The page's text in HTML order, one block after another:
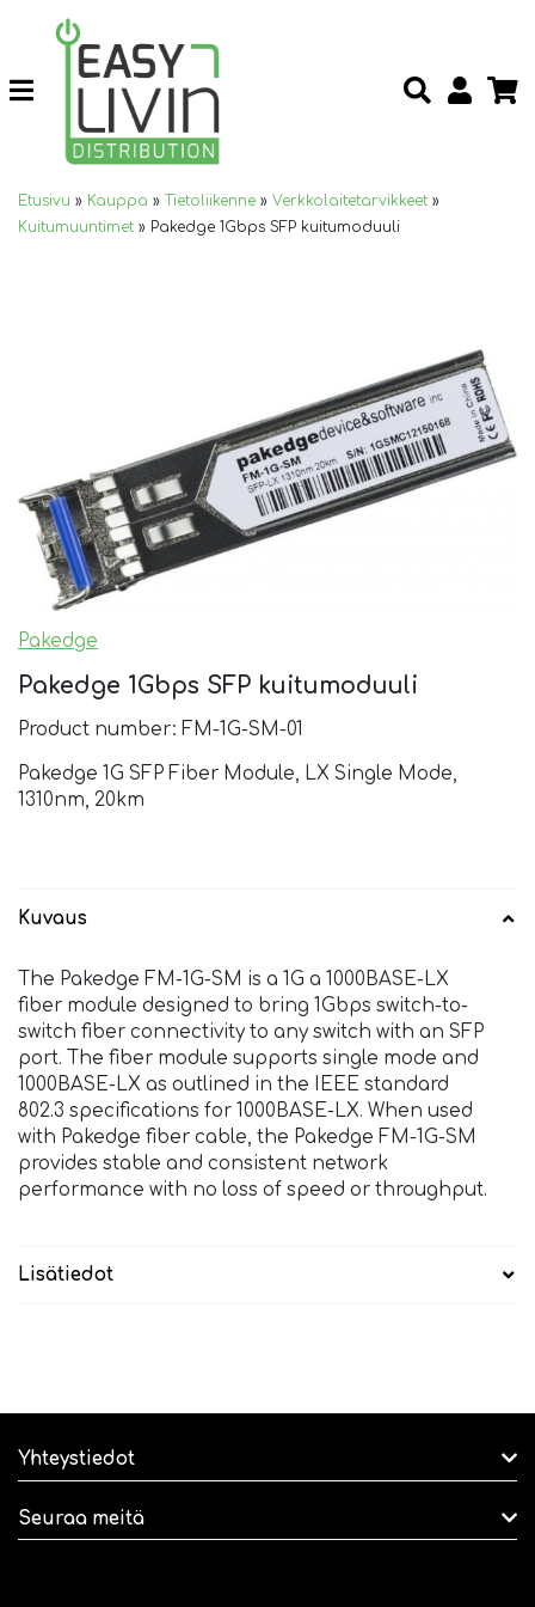
Etusivu » Kauppa » Tietoliikenne » Verkkolaitetarvikkeet »
Kuitumuuntimet » Pakedge 1Gbps SFP kuitumoduuli
Pakedge
Pakedge 1Gbps SFP kuitumoduuli
Product number: FM-1G-SM-01
Pakedge 1G SFP Fiber Module, LX Single Mode,
1310nm, 20km
Kuvaus
The Pakedge FM-1G-SM is a 1G a 1000BASE-LX
fiber module designed to bring 1Gbps switch-to-
switch fiber connectivity to any switch with an SFP
port. The fiber module supports single mode and
1000BASE-LX as outlined in the IEEE standard
802.3 specifications for 1000BASE-LX. When used
with Pakedge fiber cable, the Pakedge FM-1G-SM
provides stable and consistent network
performance with no loss of speed or throughput.
Lisätiedot
Yhteystiedot
Seuraa meitä